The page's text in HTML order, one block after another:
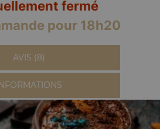
fermé
pour 18h20
AVIS (8)